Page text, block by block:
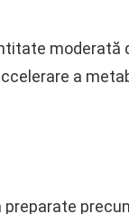
moderată
a